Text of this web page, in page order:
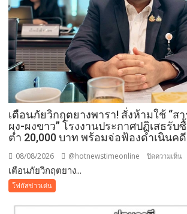
เ
คู่
ส
เตือนภัยวิกฤตยางพารา! สั่งห้ามใช้ “ส
ผง-ผงขาว” โรงงานประกาศปฏิเสธรั
ต่ำ 20,000 บาท พร้อมจ่อฟ้องดำเนินคดี
08/08/2026 @hotnewstimeonline ปิดความเห็น
ย
เตือนภัยวิกฤตยาง...
โฟกัสข่าวเด่น